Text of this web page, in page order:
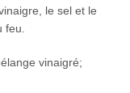
le sel et le
vinaigré;